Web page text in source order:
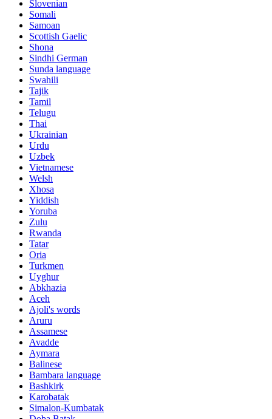
Slovenian
Somali
Samoan
Scottish Gaelic
Shona
Sindhi German
Sunda language
Swahili
Tajik
Tamil
Telugu
Thai
Ukrainian
Urdu
Uzbek
Vietnamese
Welsh
Xhosa
Yiddish
Yoruba
Zulu
Rwanda
Tatar
Oria
Turkmen
Uyghur
Abkhazia
Aceh
Ajoli's words
Aruru
Assamese
Avadde
Aymara
Balinese
Bambara language
Bashkirk
Karobatak
Simalon-Kumbatak